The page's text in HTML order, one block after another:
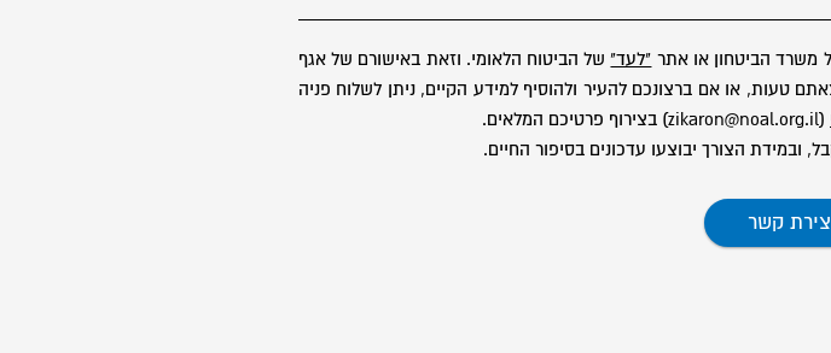
משרד הביטחון או אתר "לעד"של הביטוח הלאומי. וזאת באישורם של אגף
טעות, או אם ברצונכם להעיר ולהוסיף למידע הקיים, ניתן לשלוח פניה
(zikaron@noal.org.il) בצירוף פרטיכם המלאים.
ובמידת הצורך יבוצעו עדכונים בסיפור החיים.
קשר